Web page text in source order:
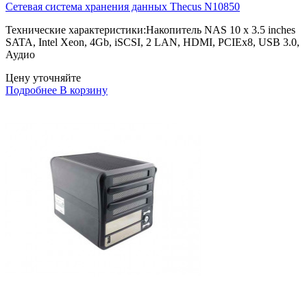
Сетевая система хранения данных Thecus N10850
Технические характеристики:Накопитель NAS 10 x 3.5 inches
SATA, Intel Xeon, 4Gb, iSCSI, 2 LAN, HDMI, PCIEx8, USB 3.0,
Аудио
Цену уточняйте
Подробнее В корзину